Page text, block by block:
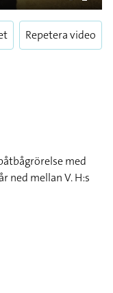
Enter
Repetera video
med
ned mellan V. H:s